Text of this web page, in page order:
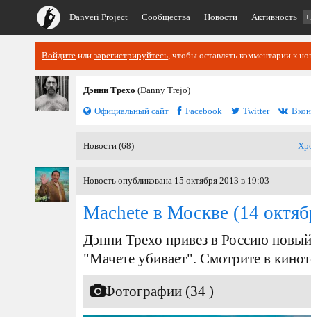
Danveri Project Сообщества Новости Активность
Войдите или зарегистрируйтесь, чтобы оставлять комментарии к
Дэнни Трехо (Danny Trejo)
Официальный сайт
Facebook Twitter
Новости (68)
Новость опубликована 15 октября 2013 в 19:03
Machete в Москве (14
Дэнни Трехо привез в Россию
"Мачете убивает". Смотрите в
Фотографии (34 )